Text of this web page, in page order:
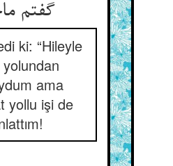
گفتم
ki: “Hileyle
ama
yollu işi de